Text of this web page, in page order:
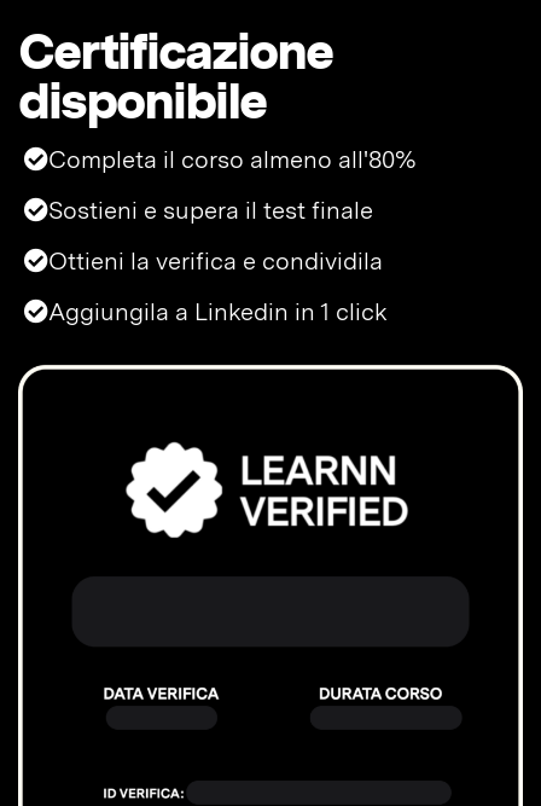
Certificazione
disponibile
Completa il corso almeno all'80%
Sostieni e supera il test finale
Ottieni la verifica e condividila
Aggiungila a Linkedin in 1 click